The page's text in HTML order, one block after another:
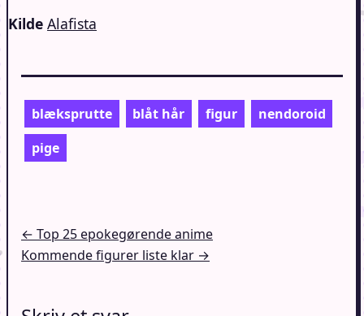
Kilde Alafista
blæksprutte blåt hår figur
nendoroid
pige
Indlægsnavigation
← Top 25 epokegørende anime
Kommende figurer liste klar →